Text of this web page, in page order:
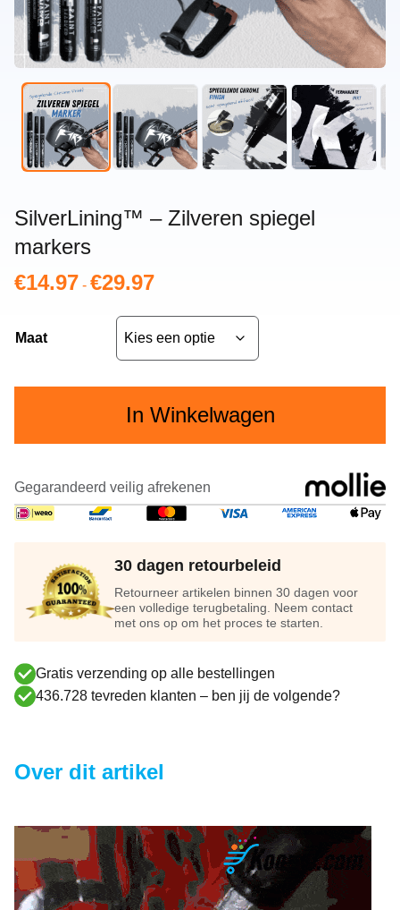
SilverLining™ – Zilveren spiegel
markers
€14.97 - €29.97Prijsklasse:
tot
€29.97
Maat
In Winkelwagen
Gegarandeerd veilig afrekenen
30 dagen retourbeleid
Retourneer artikelen binnen 30 dagen voor
een volledige terugbetaling. Neem contact
met ons op om het proces te starten.
Gratis verzending op alle bestellingen
436.728 tevreden klanten – ben jij de volgende?
Over dit artikel